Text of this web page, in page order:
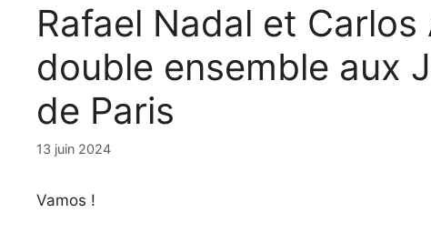
Rafael Nadal et
double ensemble aux
de Paris
13 juin 2024
Vamos !